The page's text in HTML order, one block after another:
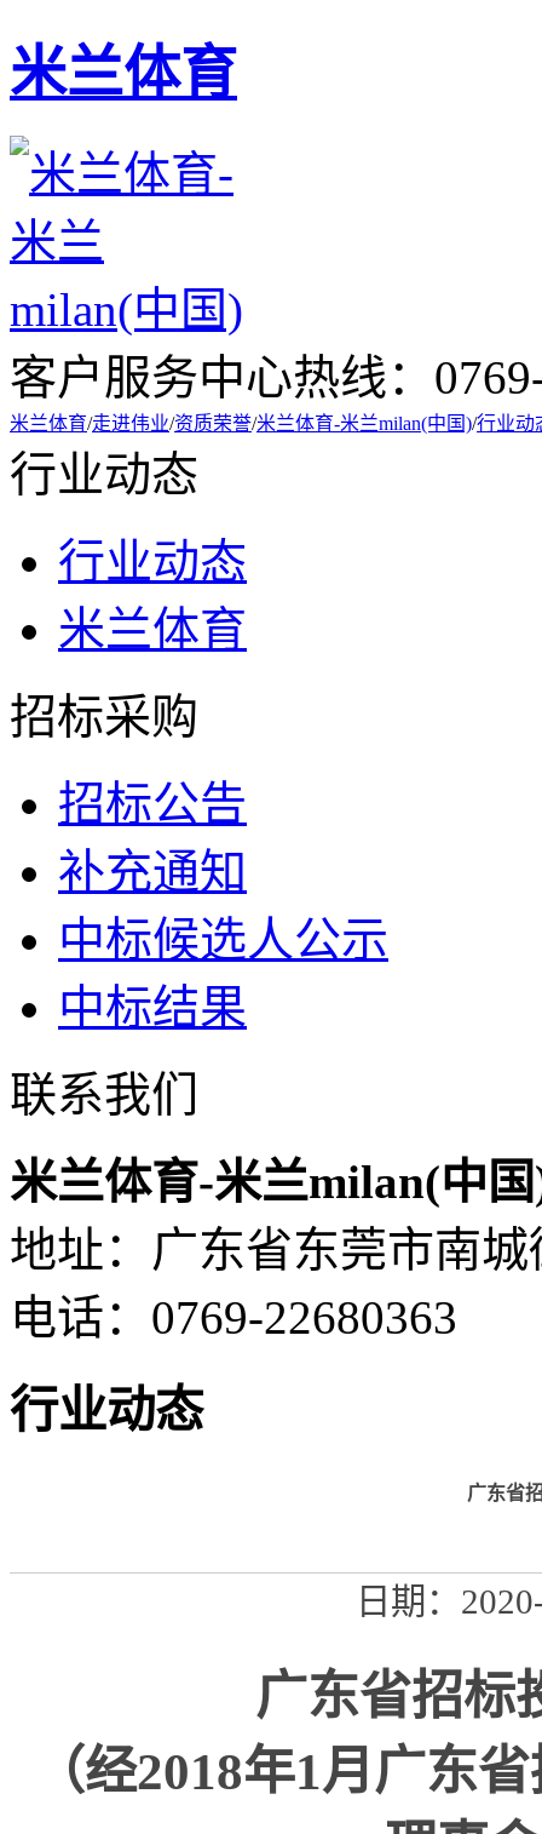
米兰体育
客户服务中心热线：
米兰体育/走进伟业/资质荣誉/米兰体育-米兰milan(中国)/行业动
行业动态
行业动态
米兰体育
招标采购
招标公告
补充通知
中标候选人公示
中标结果
联系我们
米兰体育-米兰milan(中
地址：广东省东莞市南
电话：0769-22680363
行业动态
广东省
日期：
广东省招标
（经2018年1月广东